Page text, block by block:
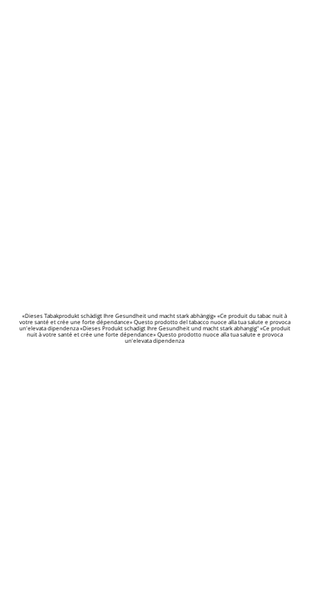
«Dieses Tabakprodukt schädigt Ihre Gesundheit und macht stark abhängig» «Ce produit du tabac nuit à
votre santé et crée une forte dépendance» Questo prodotto del tabacco nuoce alla tua salute e provoca
un'elevata dipendenza «Dieses Produkt schadigt Ihre Gesundheit und macht stark abhangig" «Ce produit
nuit à votre santé et crée une forte dépendance» Questo prodotto nuoce alla tua salute e provoca
un'elevata dipendenza